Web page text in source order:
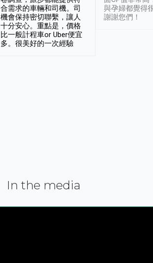
合需求的車輛和司機。司
機會保持密切聯繫，讓人
十分安心。重點是，價格
比一般計程車or Uber便宜
多。很美好的一次經驗
與孕婦都覺得
謝謝您們！
In the media